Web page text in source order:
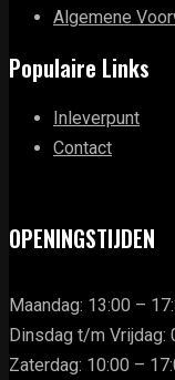
Algemene
Populaire Links
Inleverpunt
Contact
OPENINGSTIJDEN
Maandag: 13:00 –
Dinsdag t/m Vrijdag:
Zaterdag: 10:00 –